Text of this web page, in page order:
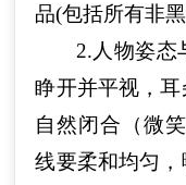
品(包括所有非
2.人物姿态
睁开并平视，
自然闭合（微
线要柔和均匀